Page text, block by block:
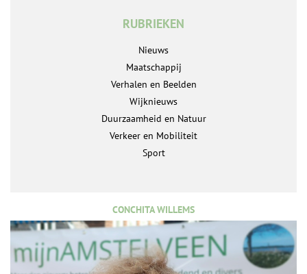
RUBRIEKEN
Nieuws
Maatschappij
Verhalen en Beelden
Wijknieuws
Duurzaamheid en Natuur
Verkeer en Mobiliteit
Sport
CONCHITA WILLEMS